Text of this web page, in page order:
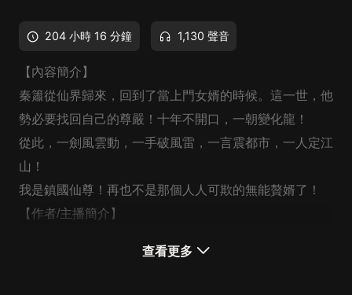
204 小時 16 分鐘 1,130 聲音
【內容簡介】
秦簫從仙界歸來，回到了當上門女婿的時候。這一世，他
勢必要找回自己的尊嚴！十年不開口，一朝變化龍！
從此，一劍風雲動，一手破風雷，一言震都市，一人定江
山！
我是鎮國仙尊！再也不是那個人人可欺的無能贅婿了！
【作者/主播簡介】
查看更多